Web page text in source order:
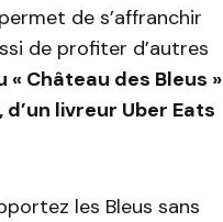
de s’affranchir
de profiter d’autres
Château des Bleus »
livreur Uber Eats
les Bleus sans